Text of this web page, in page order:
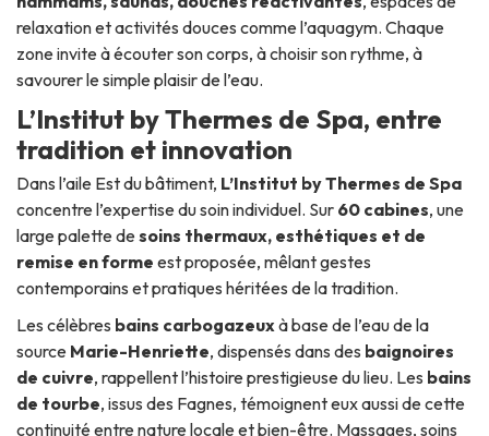
relaxation et activités douces comme l’aquagym. Chaque
zone invite à écouter son corps, à choisir son rythme, à
savourer le simple plaisir de l’eau.
L’Institut by Thermes de Spa, entre
tradition et innovation
Dans l’aile Est du bâtiment, L’Institut by Thermes de Spa
concentre l’expertise du soin individuel. Sur 60 cabines, une
large palette desoins thermaux, esthétiques et de
remise en forme est proposée, mêlant gestes
contemporains et pratiques héritées de la tradition.
Les célèbres bains carbogazeux à base de l’eau de la
source Marie-Henriette, dispensés dans des baignoires
de cuivre, rappellent l’histoire prestigieuse du lieu. Les bains
de tourbe, issus des Fagnes, témoignent eux aussi de cette
continuité entre nature locale et bien-être. Massages, soins